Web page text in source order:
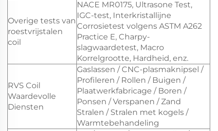
Overige tests van
roestvrijstalen
coil
NACE MR0175, Ultrasone Test,
IGC-test, Interkristallijne
Corrosietest volgens ASTM A262
Practice E, Charpy-
slagwaardetest, Macro
Korrelgrootte, Hardheid, enz.
RVS Coil
Waardevolle
Diensten
Gaslassen / CNC-plasmaknipsel /
Profileren / Rollen / Buigen /
Plaatwerkfabricage / Boren /
Ponsen / Verspanen / Zand
Stralen / Stralen met kogels /
Warmtebehandeling